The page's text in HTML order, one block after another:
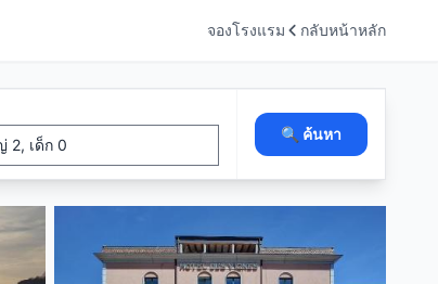
จองโรงแรม กลับหน้าหลัก
🔍 ค้นหา